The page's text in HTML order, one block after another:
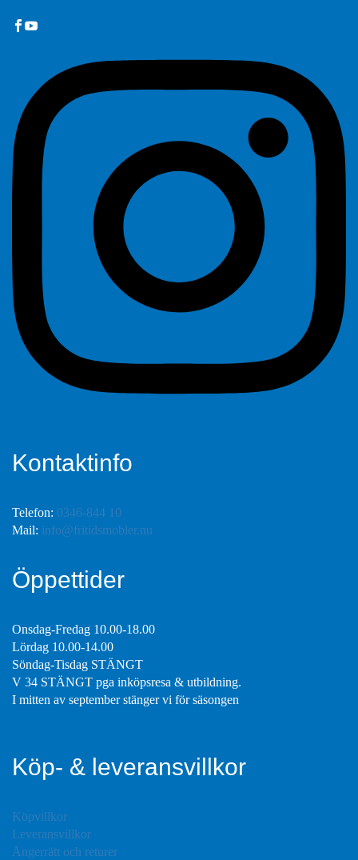
Kontaktinfo
Telefon: 0346-844 10
Mail: info@fritidsmobler.nu
Öppettider
Onsdag-Fredag 10.00-18.00
Lördag 10.00-14.00
Söndag-Tisdag STÄNGT
V 34 STÄNGT pga inköpsresa & utbildning.
I mitten av september stänger vi för säsongen
Köp- & leveransvillkor
Köpvillkor
Leveransvillkor
Ångerrätt och returer